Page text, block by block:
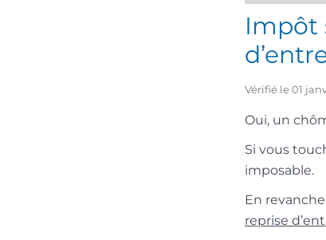
Impôt
Vérifié le 01
Oui, un
Si vous
imposable.
En
reprise